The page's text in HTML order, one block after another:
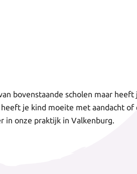
bovenstaande scholen maar
je kind moeite met aandacht
in onze praktijk in Valkenburg.